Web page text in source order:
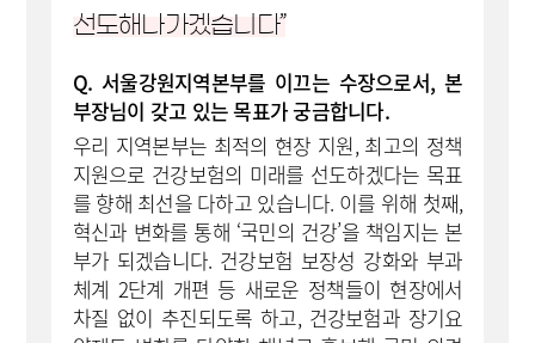
선도해나가겠습니다”
Q. 서울강원지역본부를 이끄는 수장으로서, 본
부장님이 갖고 있는 목표가 궁금합니다.
우리 지역본부는 최적의 현장 지원, 최고의 정책
지원으로 건강보험의 미래를 선도하겠다는 목표
를 향해 최선을 다하고 있습니다. 이를 위해 첫째,
혁신과 변화를 통해 ‘국민의 건강’을 책임지는 본
부가 되겠습니다. 건강보험 보장성 강화와 부과
체계 2단계 개편 등 새로운 정책들이 현장에서
차질 없이 추진되도록 하고, 건강보험과 장기요